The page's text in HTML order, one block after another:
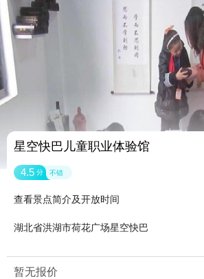
星空快巴儿童职业体验馆
4.5 分 不错
查看景点简介及开放时间
湖北省洪湖市荷花广场星空快巴
暂无报价
